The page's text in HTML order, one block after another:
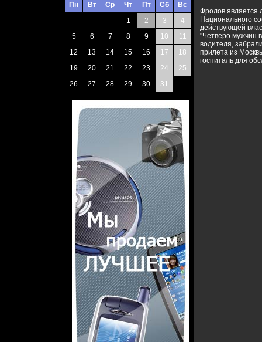
Пн Вт Ср Чт Пт Сб
Вс
1
2 3
4
5
6 7 8 9 10
11
12
13 14 15 16 17
18
19
20 21 22 23 24
25
26
27 28 29 30 31
Фролов является
Национального
действующей
"Четверо мужчин
водителя,
прилета из
госпиталь для